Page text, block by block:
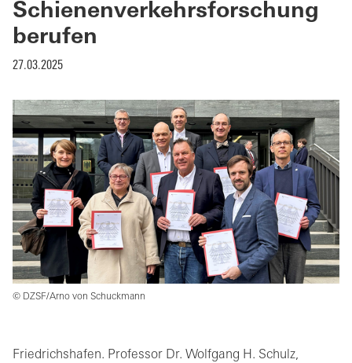
Schienenverkehrsforschung
berufen
27.03.2025
© DZSF/Arno von Schuckmann
Friedrichshafen. Professor Dr. Wolfgang H. Schulz,